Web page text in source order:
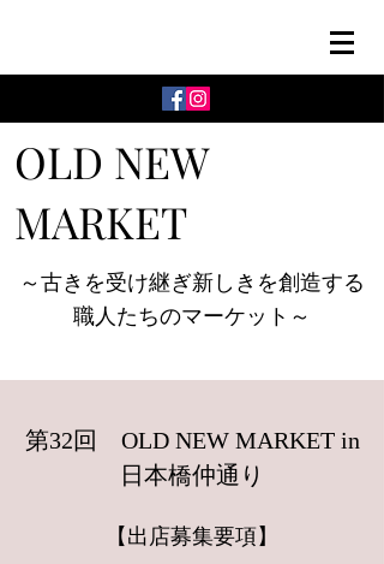
OLD NEW
MARKET
～古きを受け継ぎ新しきを創造する
職人たちのマーケット～
第32回 OLD NEW MARKET in
日本橋仲通り
【出店募集要項】